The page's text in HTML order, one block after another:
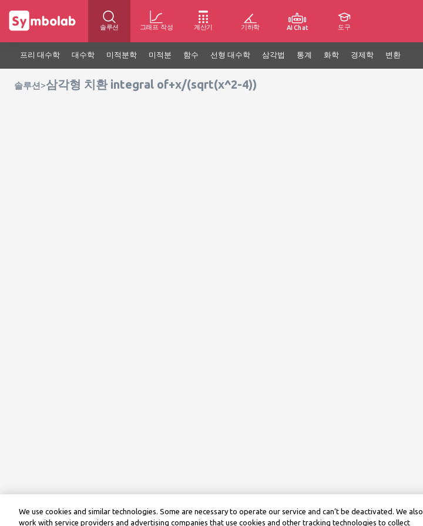
솔루션 그래프 작성 계산기 기하학 AI Chat 도구
프리 대수학 대수학 미적분학 미적분 함수 선형 대수학 삼각법 통계 화학 경제학 변환
솔루션 >삼각형 치환 integral of+x/(sqrt(x^2-4))
We use cookies and similar technologies. Some are necessary to operate our service and can’t be deactivated. We also
work with service providers and advertising companies that use cookies and other tracking technologies to collect